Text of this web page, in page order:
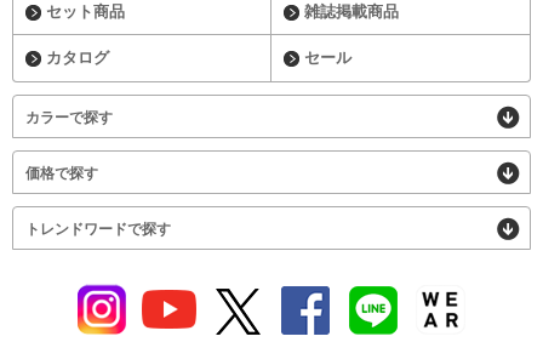
セット商品 雑誌掲載商品
カタログ セール
カラーで探す
価格で探す
トレンドワードで探す